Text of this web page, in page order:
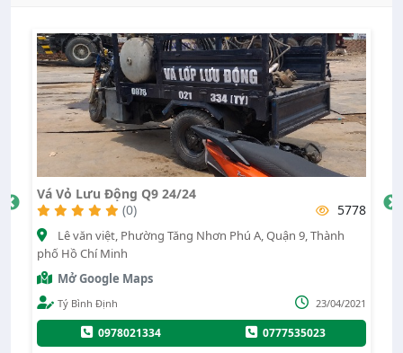
Vá Vỏ Lưu Động Q9 24/24
(0)
5778
Lê văn việt, Phường Tăng Nhơn Phú A, Quận 9, Thành
phố Hồ Chí Minh
Mở Google Maps
Tý Bình Định 23/04/2021
0978021334 0777535023